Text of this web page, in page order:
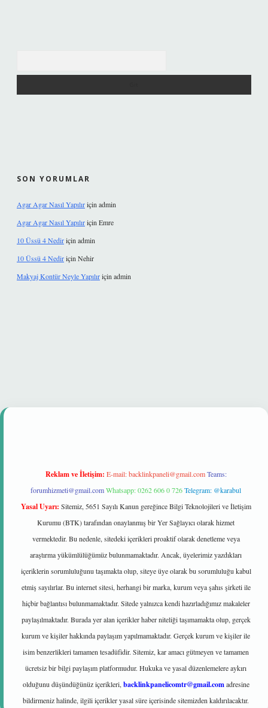
SON YORUMLAR
Agar Agar Nasıl Yapılıriçin admin
Agar Agar Nasıl Yapılıriçin Emre
10 Üssü 4 Nediriçin admin
10 Üssü 4 Nediriçin Nehir
Makyaj Kontür Neyle Yapılıriçin admin
güvenilir mi
Reklam ve İletişim: E-mail:backlinkpaneli@gmail.com Teams:
forumhizmeti@gmail.comWhatsapp: 0262 606 0 726Telegram: @karabul
Yasal Uyarı: Sitemiz, 5651 Sayılı Kanun gereğince Bilgi Teknolojileri ve İletişim
Kurumu (BTK) tarafından onaylanmış bir Yer Sağlayıcı olarak hizmet
vermektedir. Bu nedenle, sitedeki içerikleri proaktif olarak denetleme veya
araştırma yükümlülüğümüz bulunmamaktadır. Ancak, üyelerimiz yazdıkları
içeriklerin sorumluluğunu taşımakta olup, siteye üye olarak bu sorumluluğu kabul
etmiş sayılırlar. Bu internet sitesi, herhangi bir marka, kurum veya şahıs şirketi ile
hiçbir bağlantısı bulunmamaktadır. Sitede yalnızca kendi hazırladığımız makaleler
paylaşılmaktadır. Burada yer alan içerikler haber niteliği taşımamakta olup, gerçek
kurum ve kişiler hakkında paylaşım yapılmamaktadır. Gerçek kurum ve kişiler ile
isim benzerlikleri tamamen tesadüfidir. Sitemiz, kar amacı gütmeyen ve tamamen
ücretsiz bir bilgi paylaşım platformudur. Hukuka ve yasal düzenlemelere aykırı
olduğunu düşündüğünüz içerikleri, backlinkpanelicomtr@gmail.comadresine
bildirmeniz halinde, ilgili içerikler yasal süre içerisinde sitemizden kaldırılacaktır.